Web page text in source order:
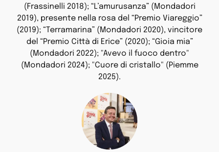
(Frassinelli 2018); “L’amurusanza” (Mondadori
2019), presente nella rosa del “Premio Viareggio”
(2019); “Terramarina” (Mondadori 2020), vincitore
del “Premio Città di Erice” (2020); “Gioia mia”
(Mondadori 2022); "Avevo il fuoco dentro"
(Mondadori 2024); "Cuore di cristallo" (Piemme
2025).